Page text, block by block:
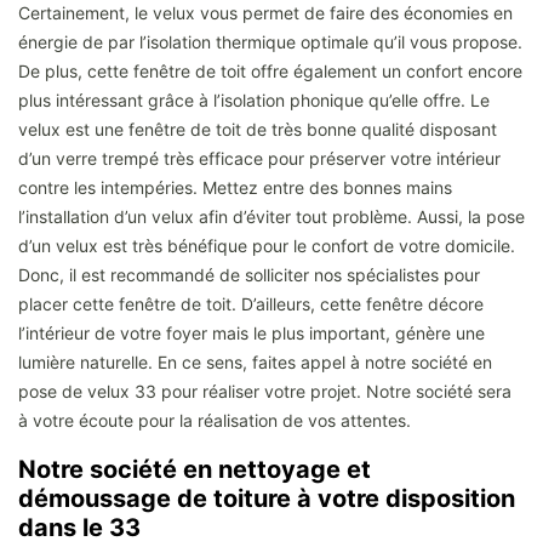
Certainement, le velux vous permet de faire des économies en
énergie de par l’isolation thermique optimale qu’il vous propose.
De plus, cette fenêtre de toit offre également un confort encore
plus intéressant grâce à l’isolation phonique qu’elle offre. Le
velux est une fenêtre de toit de très bonne qualité disposant
d’un verre trempé très efficace pour préserver votre intérieur
contre les intempéries. Mettez entre des bonnes mains
l’installation d’un velux afin d’éviter tout problème. Aussi, la pose
d’un velux est très bénéfique pour le confort de votre domicile.
Donc, il est recommandé de solliciter nos spécialistes pour
placer cette fenêtre de toit. D’ailleurs, cette fenêtre décore
l’intérieur de votre foyer mais le plus important, génère une
lumière naturelle. En ce sens, faites appel à notre société en
pose de velux 33 pour réaliser votre projet. Notre société sera
à votre écoute pour la réalisation de vos attentes.
Notre société en nettoyage et
démoussage de toiture à votre disposition
dans le 33